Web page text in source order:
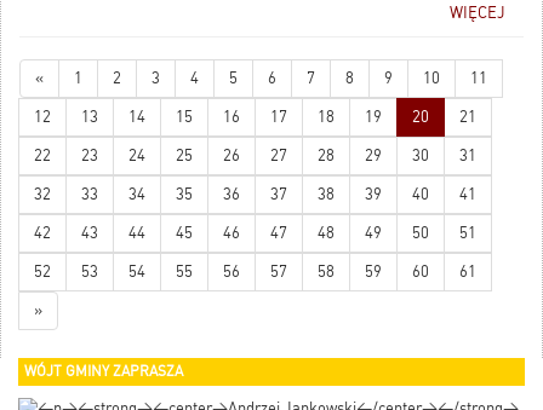
WIĘCEJ
« 1 2 3 4 5 6 7 8 9 10 11
12 13 14 15 16 17 18 19 20 21
22 23 24 25 26 27 28 29 30 31
32 33 34 35 36 37 38 39 40 41
42 43 44 45 46 47 48 49 50 51
52 53 54 55 56 57 58 59 60 61
»
WÓJT GMINY ZAPRASZA